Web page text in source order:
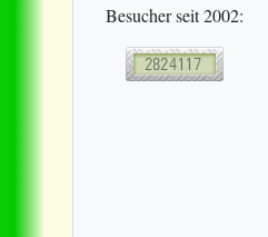
Besucher seit 2002: